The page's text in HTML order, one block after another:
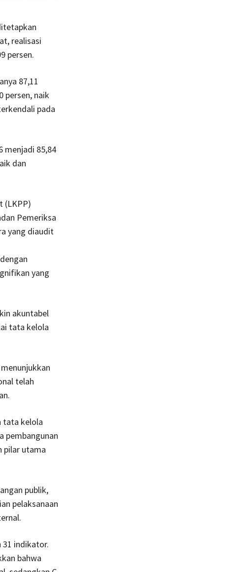
realisasi
persen.
87,11
persen, naik
pada
menjadi 85,84
dan
(LKPP)
Pemeriksa
yang diaudit
yang
akuntabel
tata kelola
telah
tata kelola
pembangunan
pilar utama
publik,
pelaksanaan
indikator.
bahwa